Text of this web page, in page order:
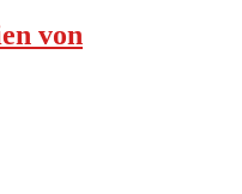
von